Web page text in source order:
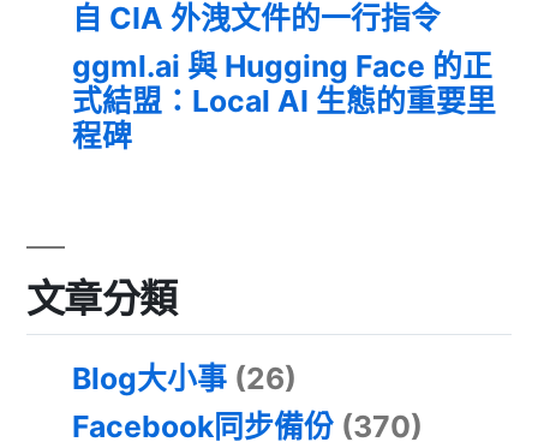
自 CIA 外洩文件的一行指令
ggml.ai 與 Hugging Face 的正
式結盟：Local AI 生態的重要里
程碑
文章分類
Blog大小事 (26)
Facebook同步備份 (370)